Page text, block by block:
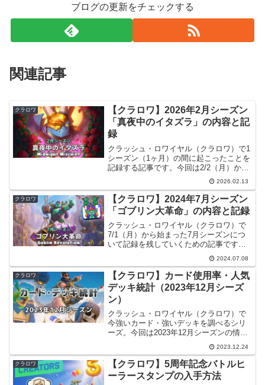
ブログの更新をチェックする
関連記事
クラロワ
【クラロワ】2026年2月シーズン
「真夜中のイタズラ」の内容と記
録
クラッシュ・ロワイヤル（クラロワ）で1
シーズン（1ヶ月）の間に起こったことを
記録する記事です。今回は2/2（月）から
始まった2月シーズンです。2(月) シーズ
ン開始シーズン名【英語】Midnight
Mischief【日本語】真夜中のイタズ...
2026.02.13
クラロワ
【クラロワ】2024年7月シーズン
「ゴブリン大革命」の内容と記録
クラッシュ・ロワイヤル（クラロワ）で
7/1（月）から始まった7月シーズンにつ
いて記録を残していくための記事です。
シーズンスケジュール今シーズンの予定
一覧を作成しました。1(月) シーズン開始
シーズン名【英語】Goblin Revolutio...
2024.07.08
クラロワ
【クラロワ】カード使用率・人気
デッキ統計（2023年12月シーズ
ン）
クラッシュ・ロワイヤル（クラロワ）で
今強いカード・強いデッキを調べるシリ
ーズ。今回は2023年12月シーズンの情報
です。調査方法調査方法は従来どおりク
ラロワAPIを使用して独自にデータを調査
しました。マルチ（伝説の道）のグロー
バルランキング...
2023.12.24
クラロワ
【クラロワ】5周年記念バトルヒ
ーラースタンプの入手方法